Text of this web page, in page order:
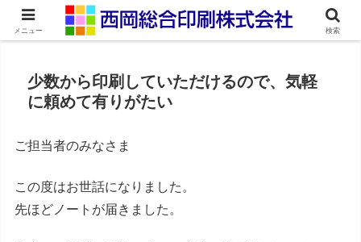
ネット印刷通販・オンデマンド印刷
少数から印刷していただけるので、気軽
に頼めて有りがたい
ご担当者のみなさま
この度はお世話になりました。
先ほどノートが届きました。
メニュー 検索